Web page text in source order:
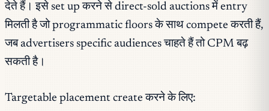
देते हैं। इसे set up करने से direct-sold auctions में entry
मिलती है जो programmatic floors के साथ compete करती हैं,
जब advertisers specific audiences चाहते हैं तो CPM बढ़
सकती है।
Targetable placement create करने के लिए: